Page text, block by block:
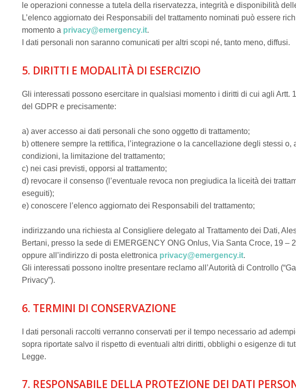
le operazioni connesse a tutela della riservatezza, integrità e disponibilità
L’elenco aggiornato dei Responsabili del trattamento nominati può essere
momento a privacy@emergency.it.
I dati personali non saranno comunicati per altri scopi né, tanto meno, diffusi.
5. DIRITTI E MODALITÀ DI ESERCIZIO
Gli interessati possono esercitare in qualsiasi momento i diritti di cui agli Artt.
del GDPR e precisamente:
a) aver accesso ai dati personali che sono oggetto di trattamento;
b) ottenere sempre la rettifica, l’integrazione o la cancellazione degli stessi o,
condizioni, la limitazione del trattamento;
c) nei casi previsti, opporsi al trattamento;
d) revocare il consenso (l’eventuale revoca non pregiudica la liceità dei
eseguiti);
e) conoscere l’elenco aggiornato dei Responsabili del trattamento;
indirizzando una richiesta al Consigliere delegato al Trattamento dei Dati,
Bertani, presso la sede di EMERGENCY ONG Onlus, Via Santa Croce, 19 –
oppure all’indirizzo di posta elettronica privacy@emergency.it.
Gli interessati possono inoltre presentare reclamo all’Autorità di Controllo
Privacy”).
6. TERMINI DI CONSERVAZIONE
I dati personali raccolti verranno conservati per il tempo necessario ad
sopra riportate salvo il rispetto di eventuali altri diritti, obblighi o esigenze di
Legge.
7. RESPONSABILE DELLA PROTEZIONE DEI DATI